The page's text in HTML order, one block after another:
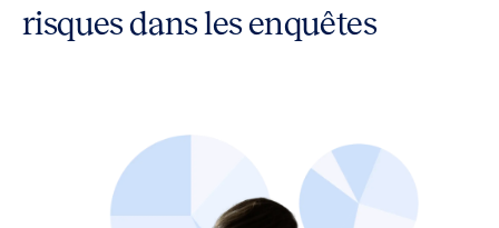
risques dans les enquêtes